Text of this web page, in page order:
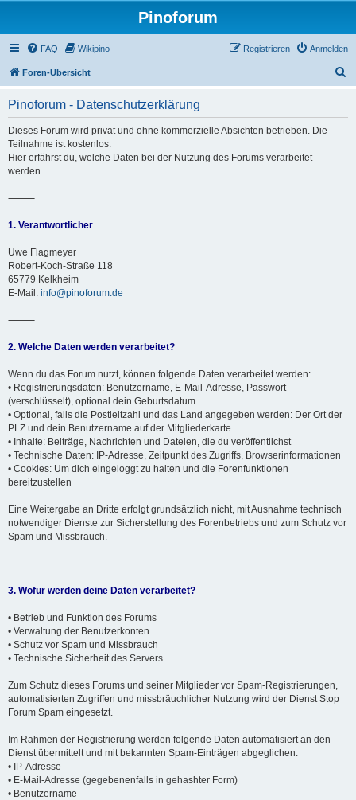
Pinoforum
FAQ Wikipino Anmelden
Registrieren
Foren-Übersicht
Pinoforum - Datenschutzerklärung
Dieses Forum wird privat und ohne kommerzielle Absichten betrieben. Die
Teilnahme ist kostenlos.
Hier erfährst du, welche Daten bei der Nutzung des Forums verarbeitet
werden.
⸻
1. Verantwortlicher
Uwe Flagmeyer
Robert-Koch-Straße 118
65779 Kelkheim
E-Mail: info@pinoforum.de
⸻
2. Welche Daten werden verarbeitet?
Wenn du das Forum nutzt, können folgende Daten verarbeitet werden:
• Registrierungsdaten: Benutzername, E-Mail-Adresse, Passwort
(verschlüsselt), optional dein Geburtsdatum
• Optional, falls die Postleitzahl und das Land angegeben werden: Der Ort der
PLZ und dein Benutzername auf der Mitgliederkarte
• Inhalte: Beiträge, Nachrichten und Dateien, die du veröffentlichst
• Technische Daten: IP-Adresse, Zeitpunkt des Zugriffs, Browserinformationen
• Cookies: Um dich eingeloggt zu halten und die Forenfunktionen
bereitzustellen
Eine Weitergabe an Dritte erfolgt grundsätzlich nicht, mit Ausnahme technisch
notwendiger Dienste zur Sicherstellung des Forenbetriebs und zum Schutz vor
Spam und Missbrauch.
⸻
3. Wofür werden deine Daten verarbeitet?
• Betrieb und Funktion des Forums
• Verwaltung der Benutzerkonten
• Schutz vor Spam und Missbrauch
• Technische Sicherheit des Servers
Zum Schutz dieses Forums und seiner Mitglieder vor Spam-Registrierungen,
automatisierten Zugriffen und missbräuchlicher Nutzung wird der Dienst Stop
Forum Spam eingesetzt.
Im Rahmen der Registrierung werden folgende Daten automatisiert an den
Dienst übermittelt und mit bekannten Spam-Einträgen abgeglichen:
• IP-Adresse
• E-Mail-Adresse (gegebenenfalls in gehashter Form)
• Benutzername